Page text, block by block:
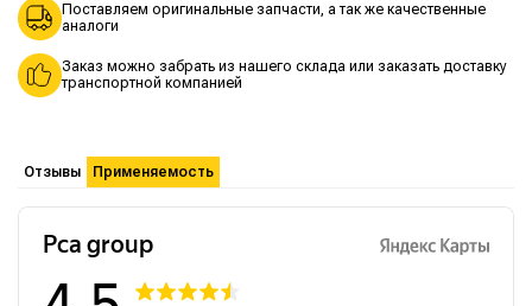
Поставляем оригинальные запчасти, а так же качественные
аналоги
Заказ можно забрать из нашего склада или заказать доставку
транспортной компанией
Отзывы Применяемость